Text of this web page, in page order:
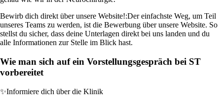
Bewirb dich direkt über unsere Website!:Der einfachste Weg, um Teil
unseres Teams zu werden, ist die Bewerbung über unsere Website. So
stellst du sicher, dass deine Unterlagen direkt bei uns landen und du
alle Informationen zur Stelle im Blick hast.
Wie man sich auf ein Vorstellungsgespräch bei ST
vorbereitet
✨Informiere dich über die Klinik